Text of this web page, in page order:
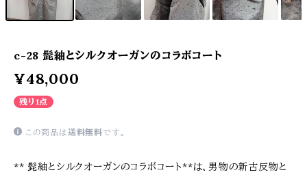
c-28 髭紬とシルクオーガンのコラボコート
¥48,000
残り1点
この商品は送料無料です。
** 髭紬とシルクオーガンのコラボコート**は、男物の新古反物と